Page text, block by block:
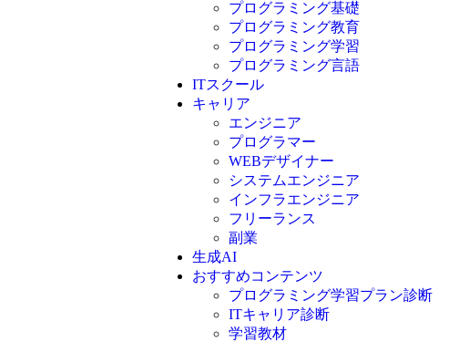
プログラミング基礎
プログラミング教育
プログラミング学習
プログラミング言語
C言語
C#
VBA
Go言語
Kotlin
Java
JavaScript
Swift
Ruby
その他言語
ITスクール
キャリア
エンジニア
プログラマー
WEBデザイナー
システムエンジニア
インフラエンジニア
フリーランス
副業
生成AI
おすすめコンテンツ
プログラミング学習プラン診断
ITキャリア診断
学習教材